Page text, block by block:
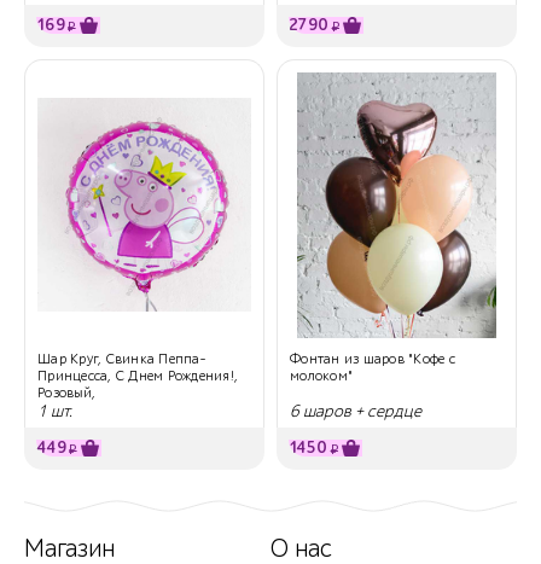
169₽ 2790 ₽
Шар Круг, Свинка Пеппа-
Принцесса, С Днем Рождения!,
Розовый,
1 шт.
449₽
Фонтан из шаров "Кофе с
молоком"
6 шаров + сердце
1450 ₽
Магазин О нас